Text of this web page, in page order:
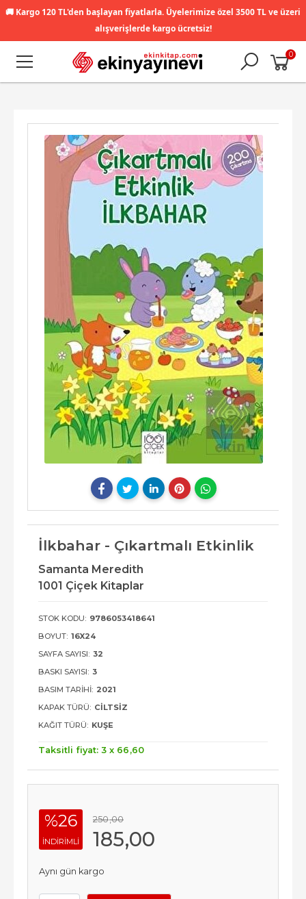
🚚 Kargo 120 TL'den başlayan fiyatlarla. Üyelerimize özel 3500 TL ve üzeri
alışverişlerde kargo ücretsiz!
0
İlkbahar - Çıkartmalı Etkinlik
Samanta Meredith
1001 Çiçek Kitaplar
STOK KODU: 9786053418641
BOYUT: 16X24
SAYFA SAYISI: 32
BASKI SAYISI: 3
BASIM TARIHI: 2021
KAPAK TÜRÜ: CILTSIZ
KAĞIT TÜRÜ: KUŞE
Taksitli fiyat: 3 x 66 ,60
%26
INDIRIMLI
250,00
185,00
Aynı gün kargo